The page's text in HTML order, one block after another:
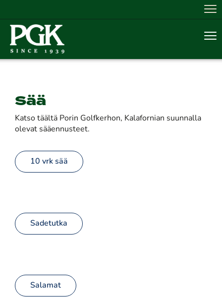
Sää
Katso täältä Porin Golfkerhon, Kalafornian suunnalla
olevat sääennusteet.
10 vrk sää
Sadetutka
Salamat